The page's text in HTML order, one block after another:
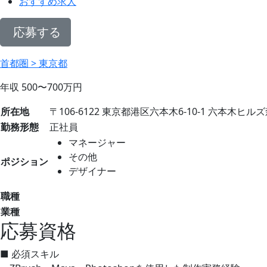
応募する
首都圏 > 東京都
年収 500〜700万円
所在地
〒106-6122 東京都港区六本木6-10-1 六本木ヒル
勤務形態
正社員
ポジション
マネージャー
その他
デザイナー
職種
業種
応募資格
■ 必須スキル